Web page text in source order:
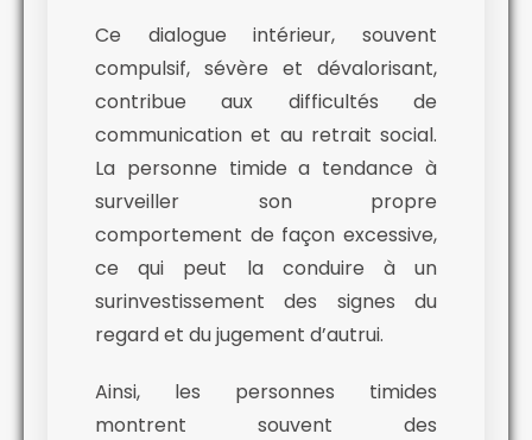
Ce dialogue intérieur, souvent
compulsif, sévère et dévalorisant,
contribue aux difficultés de
communication et au retrait social.
La personne timide a tendance à
surveiller son propre
comportement de façon excessive,
ce qui peut la conduire à un
surinvestissement des signes du
regard et du jugement d’autrui.
Ainsi, les personnes timides
montrent souvent des